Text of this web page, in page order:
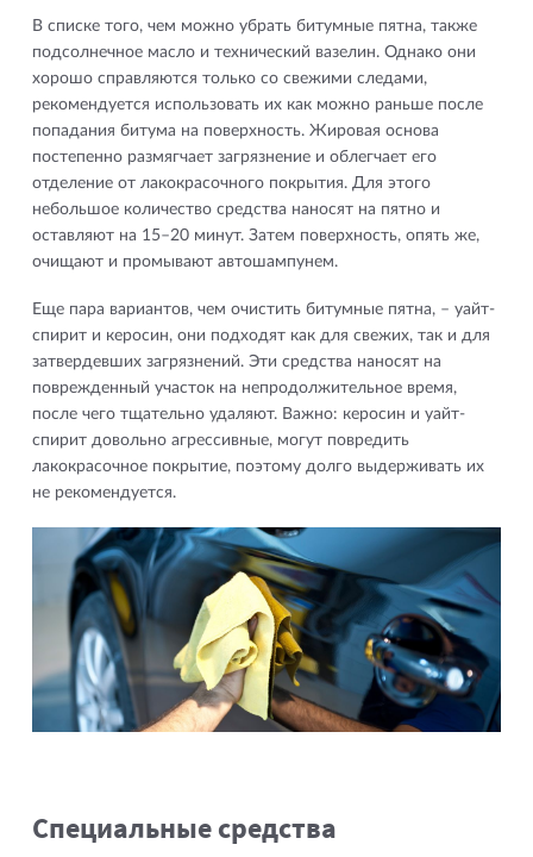
В списке того, чем можно убрать битумные пятна, также
подсолнечное масло и технический вазелин. Однако они
хорошо справляются только со свежими следами,
рекомендуется использовать их как можно раньше после
попадания битума на поверхность. Жировая основа
постепенно размягчает загрязнение и облегчает его
отделение от лакокрасочного покрытия. Для этого
небольшое количество средства наносят на пятно и
оставляют на 15–20 минут. Затем поверхность, опять же,
очищают и промывают автошампунем.
Еще пара вариантов, чем очистить битумные пятна, – уайт-
спирит и керосин, они подходят как для свежих, так и для
затвердевших загрязнений. Эти средства наносят на
поврежденный участок на непродолжительное время,
после чего тщательно удаляют. Важно: керосин и уайт-
спирит довольно агрессивные, могут повредить
лакокрасочное покрытие, поэтому долго выдерживать их
не рекомендуется.
Специальные средства